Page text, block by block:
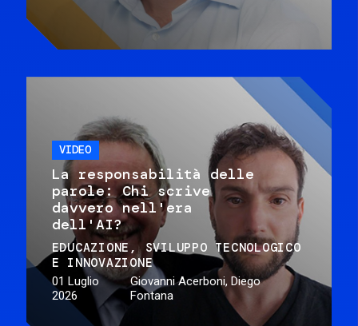
VIDEO
La responsabilità delle
parole: Chi scrive
davvero nell'era
dell'AI?
EDUCAZIONE
SVILUPPO TECNOLOGICO
E INNOVAZIONE
01 Luglio
2026
Giovanni Acerboni, Diego
Fontana